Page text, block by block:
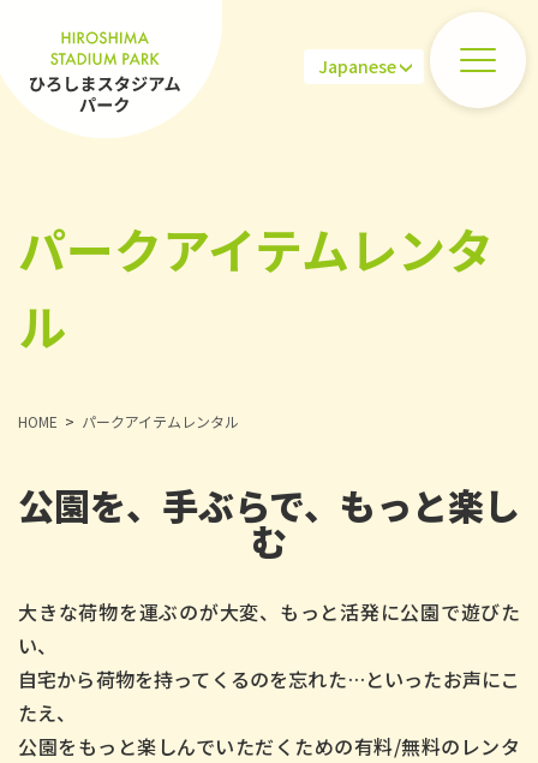
パークアイテムレンタ
ル
HOME パークアイテムレンタル
公園を、手ぶらで、もっと楽し
む
大きな荷物を運ぶのが大変、もっと活発に公園で遊びた
い、
自宅から荷物を持ってくるのを忘れた…といったお声にこ
たえ、
公園をもっと楽しんでいただくための有料/無料のレンタ